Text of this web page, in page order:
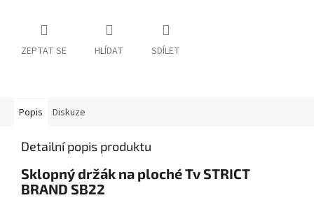
ZEPTAT SE HLÍDAT SDÍLET
Popis Diskuze
Detailní popis produktu
Sklopný držák na ploché Tv STRICT
BRAND SB22